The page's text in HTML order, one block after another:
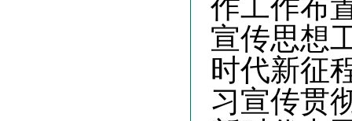
作工作布
宣传思想
时代新征
习宣传贯